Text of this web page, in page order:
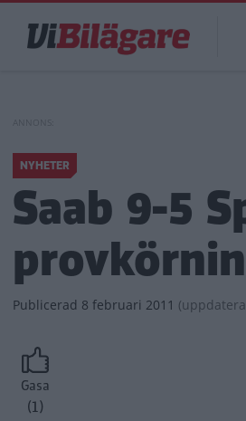
huvudinnehåll
NYHETER
Saab 9-5
Publicerad 8 februari 2011 (
Gasa
(1)